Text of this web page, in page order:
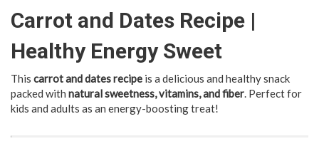
Carrot and Dates Recipe |
Healthy Energy Sweet
This carrot and dates recipe is a delicious and healthy snack
packed with natural sweetness, vitamins, and fiber. Perfect for
kids and adults as an energy-boosting treat!